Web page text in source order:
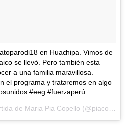
en Huachipa. Vimos de
se llevó. Pero también esta
a una familia maravillosa.
el programa y trataremos en algo
#eeg #fuerzaperú